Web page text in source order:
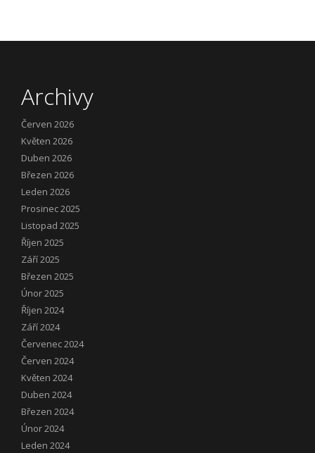
Archivy
Červen 2026
Květen 2026
Duben 2026
Březen 2026
Leden 2026
Prosinec 2025
Listopad 2025
Říjen 2025
Září 2025
Březen 2025
Únor 2025
Říjen 2024
Září 2024
Červenec 2024
Červen 2024
Květen 2024
Duben 2024
Březen 2024
Únor 2024
Leden 2024